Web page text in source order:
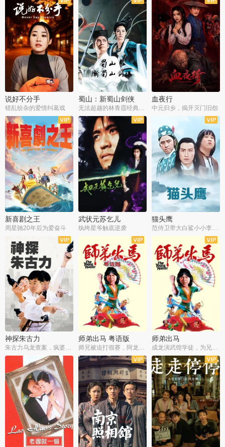
说好不分手
错乱纷杂的爱情纠葛戏
蜀山：新蜀山剑侠
无法超越的林青霞经典角色
血夜行
中元归乡，揭开灭门旧怨
新喜剧之王
周星驰20年后为爱奋斗
武状元苏乞儿
纨绔星爷触底逆袭
猫头鹰
神探朱古力
朱古力乌龙查案，疯婆子神助攻
师弟出马 粤语版
师兄被迫打假赛，阿龙追查斗黑帮
师弟出马
成龙演武馆学徒，为兄搏命战黑道